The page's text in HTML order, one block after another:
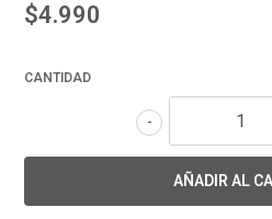
$4.990
CANTIDAD
-